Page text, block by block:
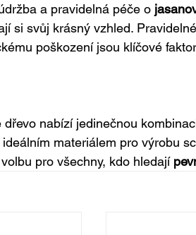
a pravidelná péče o
si svůj krásný vzhled.
poškození jsou klíčové
dřevo nabízí jedinečnou
materiálem pro výrobu
pro všechny, kdo hledají